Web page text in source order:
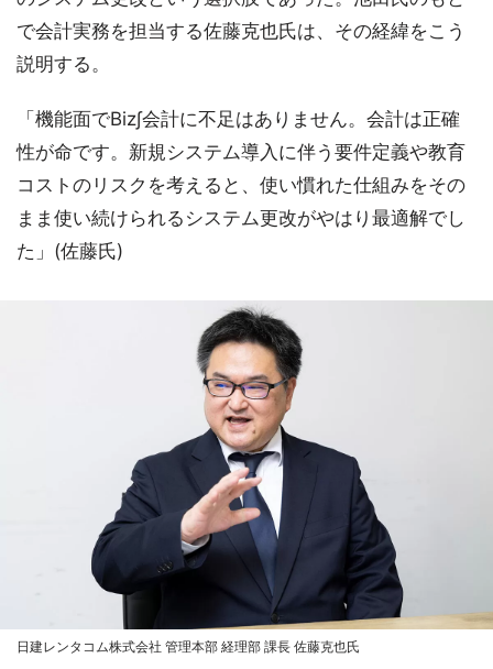
で会計実務を担当する佐藤克也氏は、その経緯をこう
説明する。
「機能面でBiz∫会計に不足はありません。会計は正確
性が命です。新規システム導入に伴う要件定義や教育
コストのリスクを考えると、使い慣れた仕組みをその
まま使い続けられるシステム更改がやはり最適解でし
た」(佐藤氏)
日建レンタコム株式会社 管理本部 経理部 課長 佐藤克也氏